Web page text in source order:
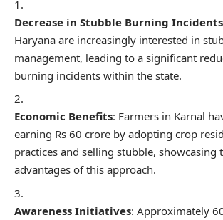
Decrease in Stubble Burning Incidents
Haryana are increasingly interested in
management, leading to a significant
burning incidents within the state.
Economic Benefits: Farmers in Karnal
earning Rs 60 crore by adopting crop
practices and selling stubble, showcasing
advantages of this approach.
Awareness Initiatives: Approximately